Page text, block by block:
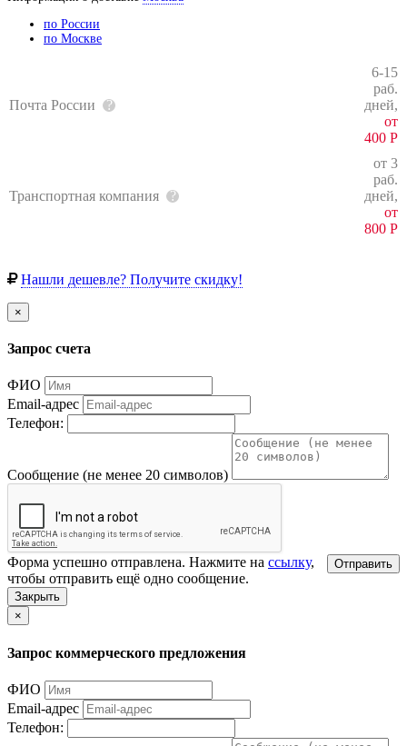
по России
по Москве
Почта России
6-15
раб.
дней,
от
400 Р
Транспортная компания
от 3
раб.
дней,
от
800 Р
Нашли дешевле? Получите скидку!
×
Запрос счета
ФИО
Email-адрес
Телефон:
Сообщение (не менее 20 символов)
Отправить
Форма успешно отправлена. Нажмите на ссылку,
чтобы отправить ещё одно сообщение.
Закрыть
×
Запрос коммерческого предложения
ФИО
Email-адрес
Телефон: